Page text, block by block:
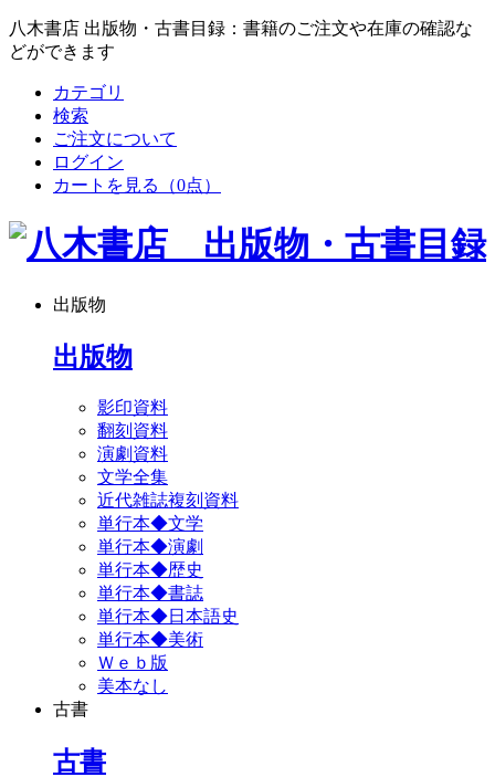
八木書店 出版物・古書目録：書籍のご注文や在庫の確認な
どができます
カテゴリ
検索
ご注文について
ログイン
カートを見る
（0点）
出版物
出版物
影印資料
翻刻資料
演劇資料
文学全集
近代雑誌複刻資料
単行本◆文学
単行本◆演劇
単行本◆歴史
単行本◆書誌
単行本◆日本語史
単行本◆美術
Ｗｅｂ版
美本なし
古書
古書